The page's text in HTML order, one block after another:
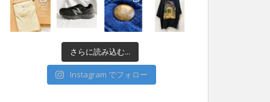
さらに読み込む...
Instagram でフォロー